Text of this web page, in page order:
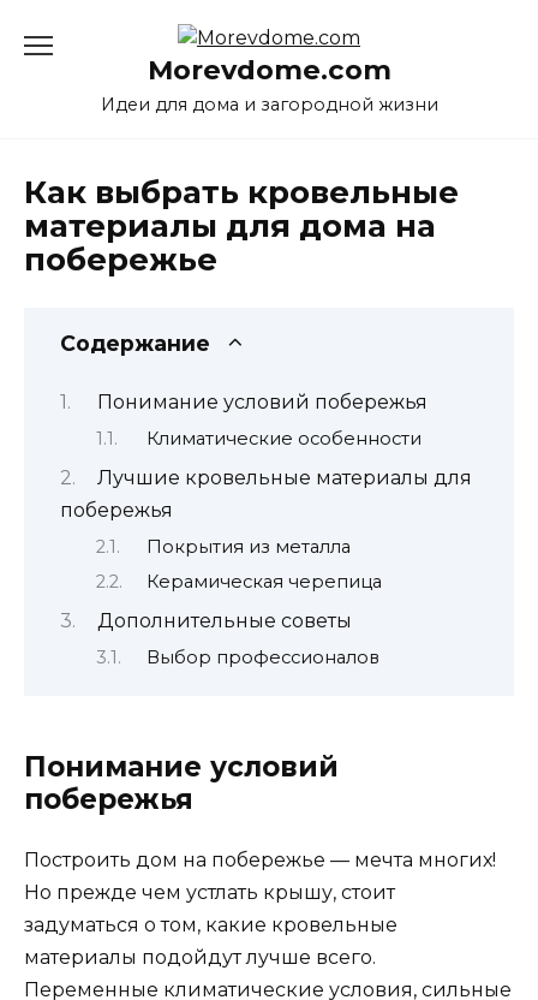
Morevdome.com
Идеи для дома и загородной жизни
Как выбрать кровельные
материалы для дома на
побережье
Содержание
Понимание условий побережья
Климатические особенности
Лучшие кровельные материалы для
побережья
Покрытия из металла
Керамическая черепица
Дополнительные советы
Выбор профессионалов
Понимание условий
побережья
Построить дом на побережье — мечта многих!
Но прежде чем устлать крышу, стоит
задуматься о том, какие кровельные
материалы подойдут лучше всего.
Переменные климатические условия, сильные